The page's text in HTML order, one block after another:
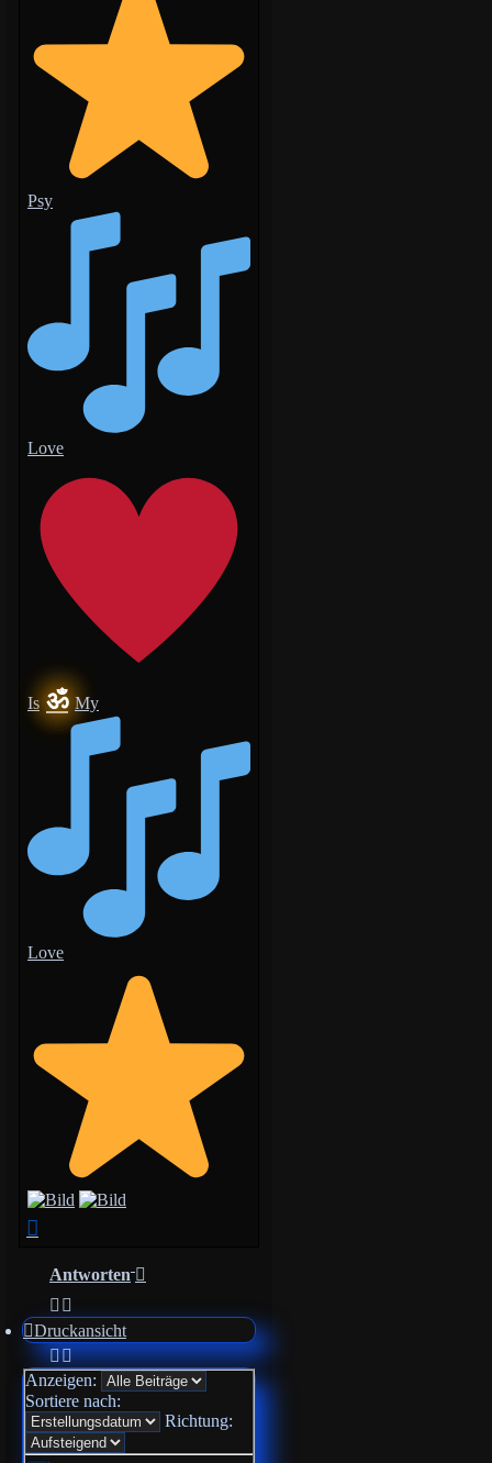
Psy
Love
Is ॐ My
Love
Antworten
Druckansicht
Anzeigen:
Sortiere nach:
Richtung: